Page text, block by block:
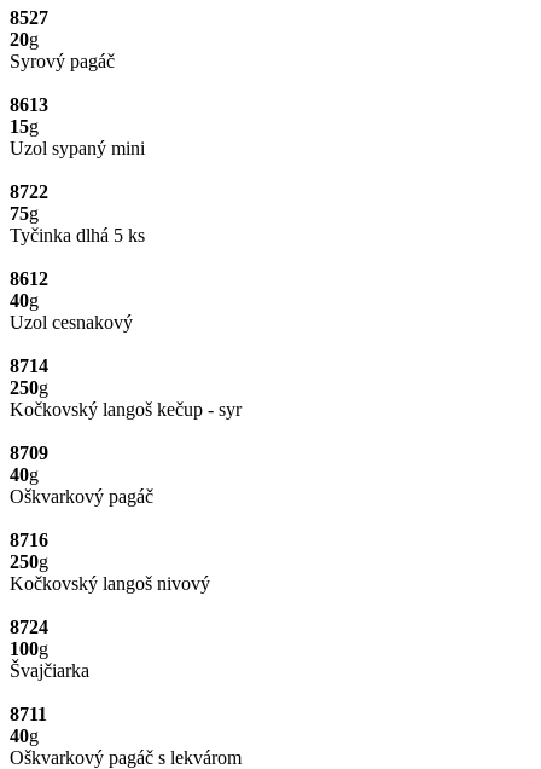
8527
20g
Syrový pagáč
8613
15g
Uzol sypaný mini
8722
75g
Tyčinka dlhá 5 ks
8612
40g
Uzol cesnakový
8714
250g
Kočkovský langoš kečup - syr
8709
40g
Oškvarkový pagáč
8716
250g
Kočkovský langoš nivový
8724
100g
Švajčiarka
8711
40g
Oškvarkový pagáč s lekvárom